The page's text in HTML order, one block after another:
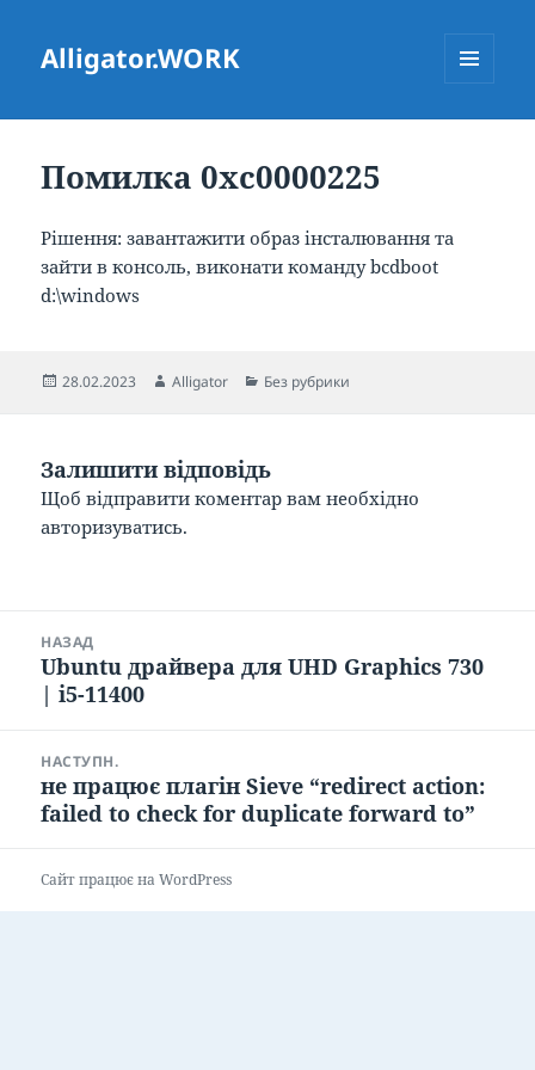
Alligator.WORK
Помилка 0xc0000225
Рішення: завантажити образ інсталювання та
зайти в консоль, виконати команду bcdboot
d:\windows
Опубліковано
28.02.2023 Автор
Alligator Категорії
Без рубрики
Залишити відповідь
Щоб відправити коментар вам необхідно
авторизуватись.
записівНАЗАД
Попередній
запис:
Ubuntu драйвера для UHD Graphics 730
| i5-11400
НАСТУПН.
Наступний
запис:
не працює плагін Sieve “redirect action:
failed to check for duplicate forward to”
Сайт працює на WordPress